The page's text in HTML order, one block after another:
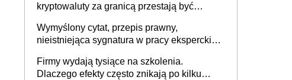
kryptowaluty za granicą przestają być
Wymyślony cytat, przepis prawny,
nieistniejąca sygnatura w pracy eksperckiej -
firmie
Firmy wydają tysiące na szkolenia.
Dlaczego efekty często znikają po kilku